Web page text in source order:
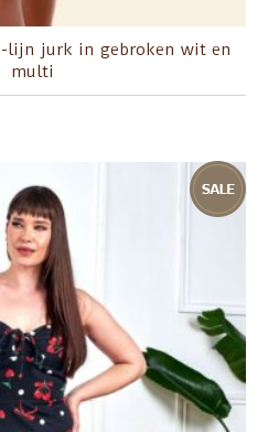
lijn jurk in gebroken wit en
multi